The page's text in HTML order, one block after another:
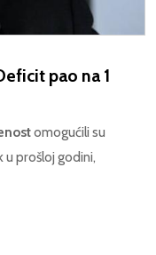
pao na 1
omogućili su
u prošloj godini,